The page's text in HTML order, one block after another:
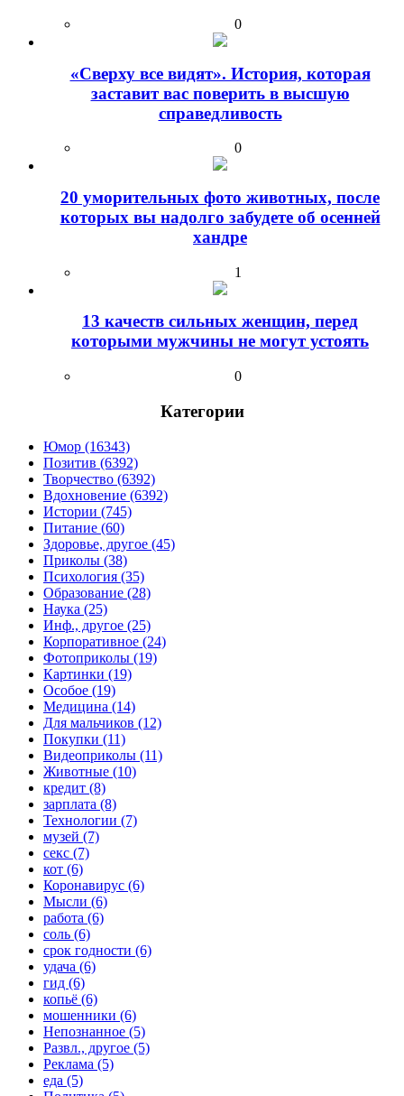
0
«Сверху все видят». История, которая
заставит вас поверить в высшую
справедливость
0
20 уморительных фото животных, после
которых вы надолго забудете об осенней
хандре
1
13 качеств сильных женщин, перед
которыми мужчины не могут устоять
0
Категории
Юмор (16343)
Позитив (6392)
Творчество (6392)
Вдохновение (6392)
Истории (745)
Питание (60)
Здоровье, другое (45)
Приколы (38)
Психология (35)
Образование (28)
Наука (25)
Инф., другое (25)
Корпоративное (24)
Фотоприколы (19)
Картинки (19)
Особое (19)
Медицина (14)
Для мальчиков (12)
Покупки (11)
Видеоприколы (11)
Животные (10)
кредит (8)
зарплата (8)
Технологии (7)
музей (7)
секс (7)
кот (6)
Коронавирус (6)
Мысли (6)
работа (6)
соль (6)
срок годности (6)
удача (6)
гид (6)
копьё (6)
мошенники (6)
Непознанное (5)
Развл., другое (5)
Реклама (5)
еда (5)